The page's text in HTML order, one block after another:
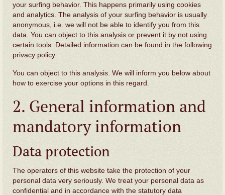
your surfing behavior. This happens primarily using cookies
and analytics. The analysis of your surfing behavior is usually
anonymous, i.e. we will not be able to identify you from this
data. You can object to this analysis or prevent it by not using
certain tools. Detailed information can be found in the following
privacy policy.
You can object to this analysis. We will inform you below about
how to exercise your options in this regard.
2. General information and
mandatory information
Data protection
The operators of this website take the protection of your
personal data very seriously. We treat your personal data as
confidential and in accordance with the statutory data